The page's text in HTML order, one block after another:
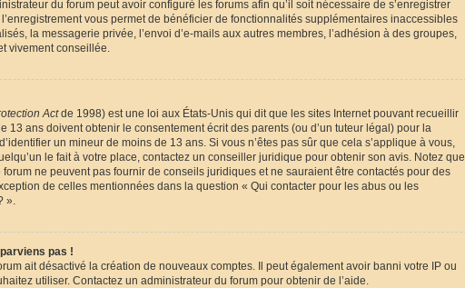
du forum peut avoir configuré les forums afin qu’il soit nécessaire de s’enregistrer
vous permet de bénéficier de fonctionnalités supplémentaires inaccessibles
la messagerie privée, l’envoi d’e-mails aux autres membres, l’adhésion à des groupes,
vivement conseillée.
Actde 1998) est une loi aux États-Unis qui dit que les sites Internet pouvant recueillir
13 ans doivent obtenir le consentement écrit des parents (ou d’un tuteur légal) pour la
un mineur de moins de 13 ans. Si vous n’êtes pas sûr que cela s’applique à vous,
le fait à votre place, contactez un conseiller juridique pour obtenir son avis. Notez que
ne peuvent pas fournir de conseils juridiques et ne sauraient être contactés pour des
de celles mentionnées dans la question « Qui contacter pour les abus ou les
».
pas !
ait désactivé la création de nouveaux comptes. Il peut également avoir banni votre IP ou
utiliser. Contactez un administrateur du forum pour obtenir de l’aide.